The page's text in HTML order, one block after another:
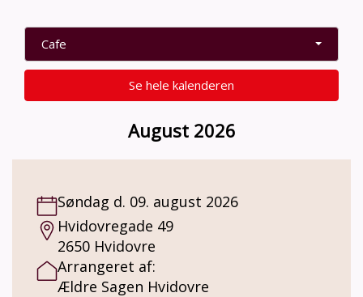
Cafe
Se hele kalenderen
August 2026
Søndag d. 09. august 2026
Hvidovregade 49
2650 Hvidovre
Arrangeret af:
Ældre Sagen Hvidovre